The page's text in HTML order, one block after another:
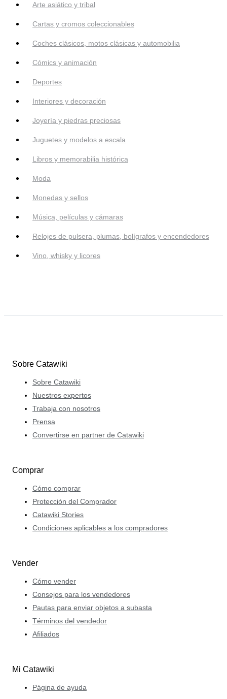
Arte asiático y tribal
Cartas y cromos coleccionables
Coches clásicos, motos clásicas y automobilia
Cómics y animación
Deportes
Interiores y decoración
Joyería y piedras preciosas
Juguetes y modelos a escala
Libros y memorabilia histórica
Moda
Monedas y sellos
Música, películas y cámaras
Relojes de pulsera, plumas, bolígrafos y encendedores
Vino, whisky y licores
Sobre Catawiki
Sobre Catawiki
Nuestros expertos
Trabaja con nosotros
Prensa
Convertirse en partner de Catawiki
Comprar
Cómo comprar
Protección del Comprador
Catawiki Stories
Condiciones aplicables a los compradores
Vender
Cómo vender
Consejos para los vendedores
Pautas para enviar objetos a subasta
Términos del vendedor
Afiliados
Mi Catawiki
Página de ayuda